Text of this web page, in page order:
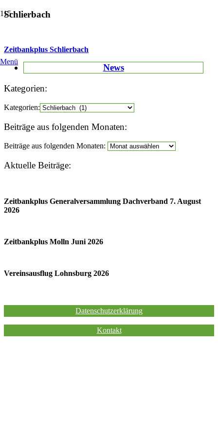
Menü
Schlierbach
Zeitbankplus Schlierbach
News
Kategorien:
Kategorien:
Beiträge aus folgenden Monaten:
Beiträge aus folgenden Monaten:
Aktuelle Beiträge:
Zeitbankplus Generalversammlung Dachverband 7. August
2026
Zeitbankplus Molln Juni 2026
Vereinsausflug Lohnsburg 2026
Datenschutzerklärung
Kontakt